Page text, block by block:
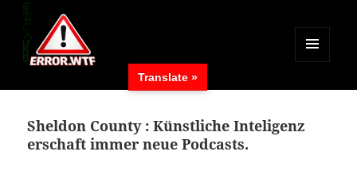
MENÜ
WIDGETS
Sheldon County : Künstliche Inteligenz
erschaft immer neue Podcasts.
Translate »